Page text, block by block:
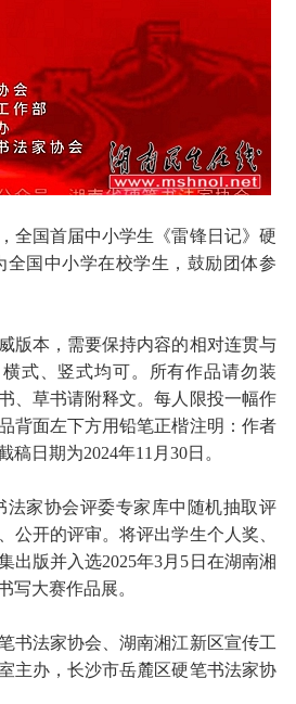
全国首届中小学生《雷锋日记》硬
国中小学在校学生，鼓励团体参
本，需要保持内容的相对连贯与
式、竖式均可。所有作品请勿装
、草书请附释文。每人限投一幅作
背面左下方用铅笔正楷注明：作者
日期为2024年11月30日。
家协会评委专家库中随机抽取评
公开的评审。将评出学生个人奖、
出版并入选2025年3月5日在湖南湘
写大赛作品展。
法家协会、湖南湘江新区宣传工
主办，长沙市岳麓区硬笔书法家协